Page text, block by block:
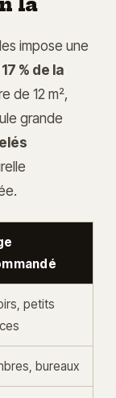
la
impose une
17 % de la
de 12 m²,
grande
petits
bureaux